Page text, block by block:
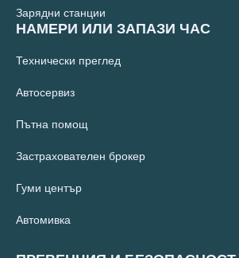
Зарядни станции
НАМЕРИ ИЛИ ЗАПАЗИ ЧАС
Технически преглед
Автосервиз
Пътна помощ
Застрахователен брокер
Гуми център
Автомивка